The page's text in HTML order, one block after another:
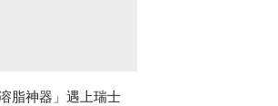
脂神器」遇上瑞士